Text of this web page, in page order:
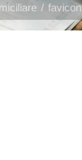
favicon